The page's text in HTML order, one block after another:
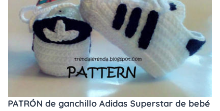
PATRÓN de ganchillo Adidas Superstar de bebé